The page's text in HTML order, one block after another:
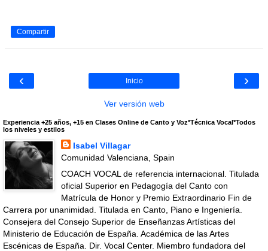
Compartir
‹ ›
Inicio
Ver versión web
Experiencia +25 años, +15 en Clases Online de Canto y Voz*Técnica Vocal*Todos
los niveles y estilos
Isabel Villagar
Comunidad Valenciana, Spain
COACH VOCAL de referencia internacional. Titulada
oficial Superior en Pedagogía del Canto con
Matrícula de Honor y Premio Extraordinario Fin de
Carrera por unanimidad. Titulada en Canto, Piano e Ingeniería.
Consejera del Consejo Superior de Enseñanzas Artísticas del
Ministerio de Educación de España. Académica de las Artes
Escénicas de España. Dir. Vocal Center. Miembro fundadora del